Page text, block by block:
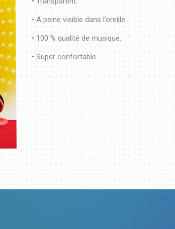
• A peine visible dans l’oreille.
• 100 % qualité de musique.
• Super confortable.